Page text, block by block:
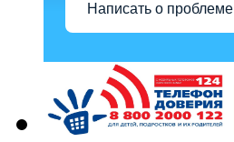
Написать о проблеме